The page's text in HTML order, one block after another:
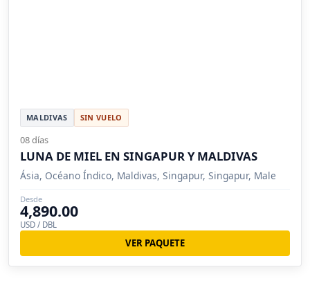
MALDIVAS SIN VUELO
08 días
LUNA DE MIEL EN SINGAPUR Y MALDIVAS
Ásia, Océano Índico, Maldivas, Singapur, Singapur, Male
Desde
4,890.00
USD / DBL
VER PAQUETE